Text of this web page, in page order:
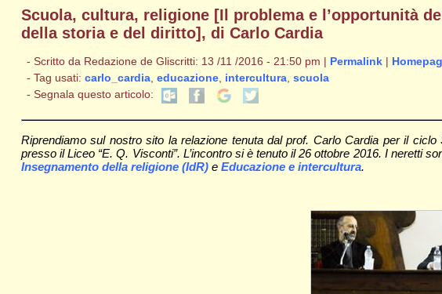
Scuola, cultura, religione [Il problema e l’opportunità
della storia e del diritto], di Carlo Cardia
- Scritto da Redazione de Gliscritti: 13 /11 /2016 - 21:50 pm | Permalink|
- Tag usati: carlo_cardia, educazione, intercultura, scuola
- Segnala questo articolo:
Riprendiamo sul nostro sito la relazione tenuta dal prof. Carlo Cardia per il
presso il Liceo “E. Q. Visconti”. L’incontro si è tenuto il 26 ottobre 2016. I neretti
Insegnamento della religione (IdR)e Educazione e intercultura.